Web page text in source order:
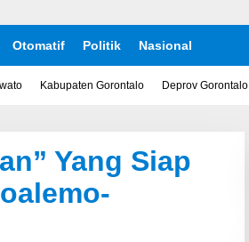
Otomatif Politik Nasional
Kabupaten Gorontalo Deprov Gorontalo
Yang Siap